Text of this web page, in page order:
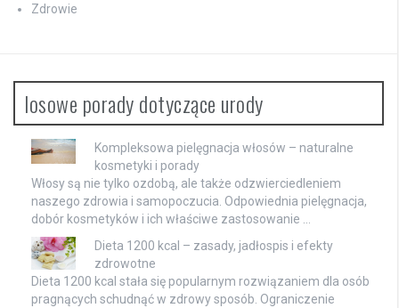
Zdrowie
losowe porady dotyczące urody
Kompleksowa pielęgnacja włosów – naturalne
kosmetyki i porady
Włosy są nie tylko ozdobą, ale także odzwierciedleniem
naszego zdrowia i samopoczucia. Odpowiednia pielęgnacja,
dobór kosmetyków i ich właściwe zastosowanie …
Dieta 1200 kcal – zasady, jadłospis i efekty
zdrowotne
Dieta 1200 kcal stała się popularnym rozwiązaniem dla osób
pragnących schudnąć w zdrowy sposób. Ograniczenie